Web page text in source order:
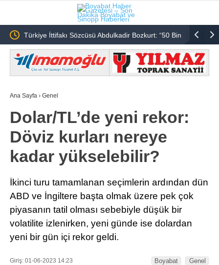
Türkiye İttifakı Sözcüsü Abdulkadir Bozkurt: “50 Bin
Şehidin Hesabını Kim Verecek?”
THK
Kulübüne
Ana Sayfa › Genel
Dolar/TL’de yeni rekor:
Döviz kurları nereye
kadar yükselebilir?
İkinci turu tamamlanan seçimlerin ardından dün
ABD ve İngiltere başta olmak üzere pek çok
piyasanın tatil olması sebebiyle düşük bir
volatilite izlenirken, yeni günde ise dolardan
yeni bir gün içi rekor geldi.
Giriş: 01-06-2023 14:23
Boyabat Genel